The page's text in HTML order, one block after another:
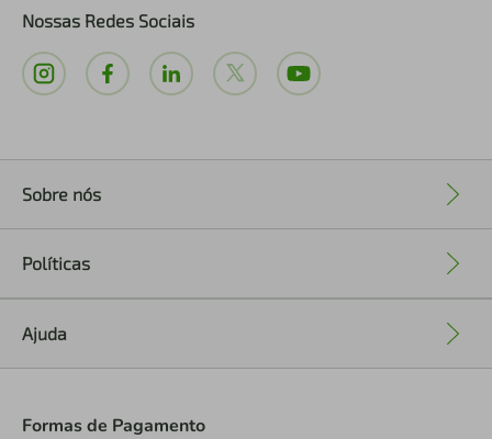
Nossas Redes Sociais
Sobre nós
Políticas
Ajuda
Formas de Pagamento